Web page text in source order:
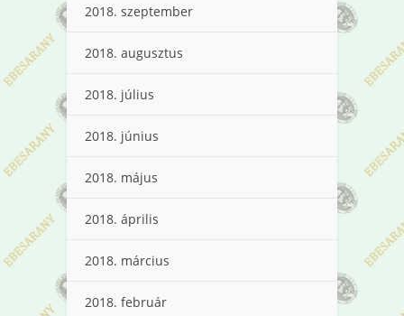
2018. szeptember
2018. augusztus
2018. július
2018. június
2018. május
2018. április
2018. március
2018. február